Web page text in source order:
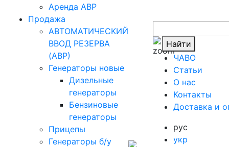
Аренда АВР
Продажа
АВТОМАТИЧЕСКИЙ
ВВОД РЕЗЕРВА
(АВР)
Генераторы новые
Дизельные
генераторы
Бензиновые
генераторы
Прицепы
Генераторы б/у
Найти
ЧАВО
Cтатьи
O нас
Контакты
Доставка и
рус
укр